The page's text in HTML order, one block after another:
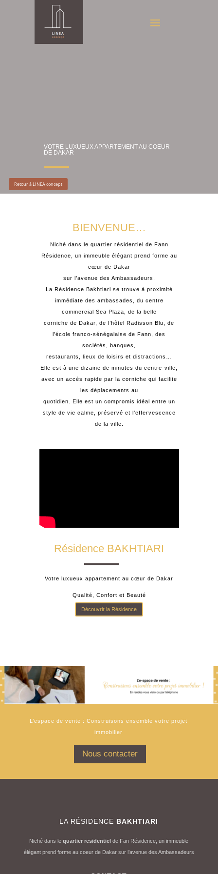
VOTRE LUXUEUX APPARTEMENT AU COEUR
DE DAKAR
Retour à LINEA concept
BIENVENUE…
Niché dans le quartier résidentiel de Fann
Résidence, un immeuble élégant prend forme au
cœur de Dakar
sur l’avenue des Ambassadeurs.
La Résidence Bakhtiari se trouve à proximité
immédiate des ambassades, du centre
commercial Sea Plaza, de la belle
corniche de Dakar, de l’hôtel Radisson Blu, de
l’école franco-sénégalaise de Fann, des
sociétés, banques,
restaurants, lieux de loisirs et distractions…
Elle est à une dizaine de minutes du centre-ville,
avec un accès rapide par la corniche qui facilite
les déplacements au
quotidien. Elle est un compromis idéal entre un
style de vie calme, préservé et l’effervescence
de la ville.
Résidence BAKHTIARI
Votre luxueux appartement au cœur de Dakar
Qualité, Confort et Beauté
Découvrir la Résidence
L’espace de vente : Construisons ensemble votre projet
immobilier
Nous contacter
LA RÉSIDENCE BAKHTIARI
Niché dans le quartier residentiel de Fan Résidence, un immeuble
élégant prend forme au coeur de Dakar sur l’avenue des Ambassadeurs